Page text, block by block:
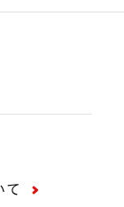
て